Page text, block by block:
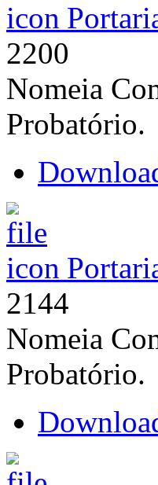
2200
Nomeia
Probatório.
2144
Nomeia
Probatório.